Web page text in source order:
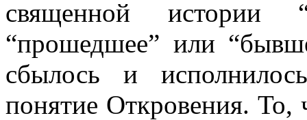
священной
“прошедшее” или
сбылось и
понятие Откровения.